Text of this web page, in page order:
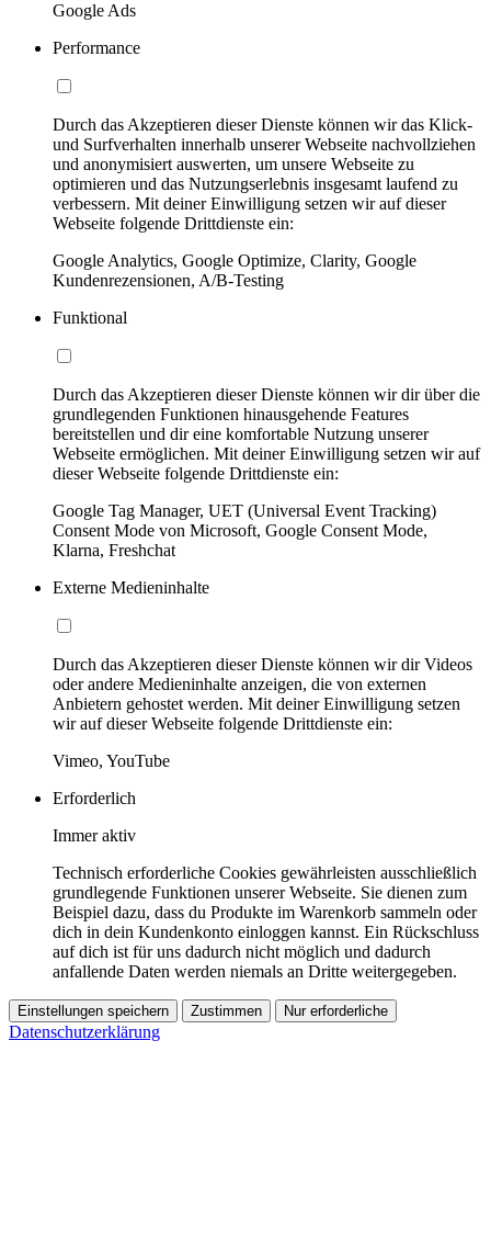
Google Ads
Performance
Durch das Akzeptieren dieser Dienste können wir das Klick-
und Surfverhalten innerhalb unserer Webseite nachvollziehen
und anonymisiert auswerten, um unsere Webseite zu
optimieren und das Nutzungserlebnis insgesamt laufend zu
verbessern. Mit deiner Einwilligung setzen wir auf dieser
Webseite folgende Drittdienste ein:
Google Analytics, Google Optimize, Clarity, Google
Kundenrezensionen, A/B-Testing
Funktional
Durch das Akzeptieren dieser Dienste können wir dir über die
grundlegenden Funktionen hinausgehende Features
bereitstellen und dir eine komfortable Nutzung unserer
Webseite ermöglichen. Mit deiner Einwilligung setzen wir auf
dieser Webseite folgende Drittdienste ein:
Google Tag Manager, UET (Universal Event Tracking)
Consent Mode von Microsoft, Google Consent Mode,
Klarna, Freshchat
Externe Medieninhalte
Durch das Akzeptieren dieser Dienste können wir dir Videos
oder andere Medieninhalte anzeigen, die von externen
Anbietern gehostet werden. Mit deiner Einwilligung setzen
wir auf dieser Webseite folgende Drittdienste ein:
Vimeo, YouTube
Erforderlich
Immer aktiv
Technisch erforderliche Cookies gewährleisten ausschließlich
grundlegende Funktionen unserer Webseite. Sie dienen zum
Beispiel dazu, dass du Produkte im Warenkorb sammeln oder
dich in dein Kundenkonto einloggen kannst. Ein Rückschluss
auf dich ist für uns dadurch nicht möglich und dadurch
anfallende Daten werden niemals an Dritte weitergegeben.
Einstellungen speichern Zustimmen Nur erforderliche
Datenschutzerklärung